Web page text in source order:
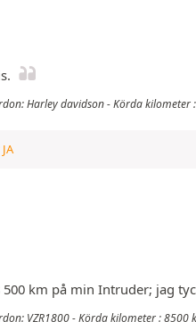
Harley davidson - Körda kilometer
JA
km på min Intruder; jag
VZR1800 - Körda kilometer : 8500